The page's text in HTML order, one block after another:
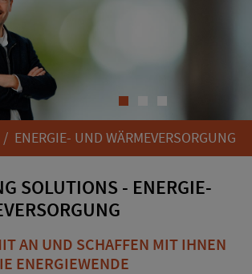
1 3
/ ENERGIE- UND WÄRMEVERSORGUNG
SOLUTIONS - ENERGIE-
AN UND SCHAFFEN MIT IHNEN
ENERGIEWENDE